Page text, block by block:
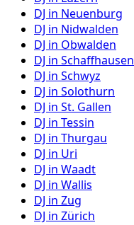
DJ in Neuenburg
DJ in Nidwalden
DJ in Obwalden
DJ in Schaffhausen
DJ in Schwyz
DJ in Solothurn
DJ in St. Gallen
DJ in Tessin
DJ in Thurgau
DJ in Uri
DJ in Waadt
DJ in Wallis
DJ in Zug
DJ in Zürich